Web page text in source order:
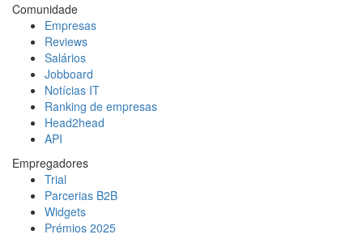
Comunidade
Empresas
Reviews
Salários
Jobboard
Notícias IT
Ranking de empresas
Head2head
API
Empregadores
Trial
Parcerias B2B
Widgets
Prémios 2025